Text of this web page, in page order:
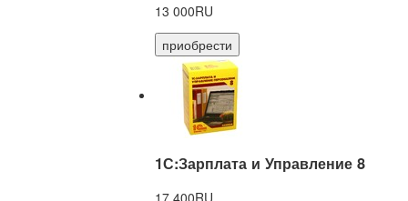
13 000RU
приобрести
1С:Зарплата и Управление 8